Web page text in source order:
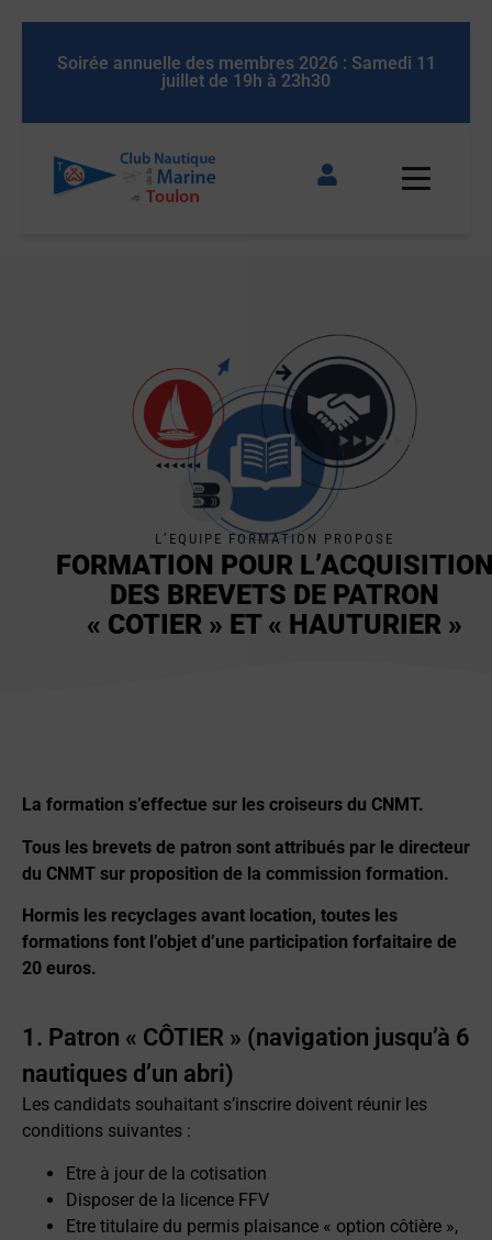
Soirée annuelle des membres 2026 : Samedi 11
juillet de 19h à 23h30
L’EQUIPE FORMATION PROPOSE
FORMATION POUR
DES BREVETS DE PATRON
« COTIER » ET « HAUTURIER »
La formation s’effectue sur les croiseurs du CNMT.
Tous les brevets de patron sont attribués par le directeur
du CNMT sur proposition de la commission formation.
Hormis les recyclages avant location, toutes les
formations font l’objet d’une participation forfaitaire de
20 euros.
1. Patron « CÔTIER » (navigation jusqu’à 6
nautiques d’un abri)
Les candidats souhaitant s’inscrire doivent réunir les
conditions suivantes :
Etre à jour de la cotisation
Disposer de la licence FFV
Etre titulaire du permis plaisance « option côtière »,